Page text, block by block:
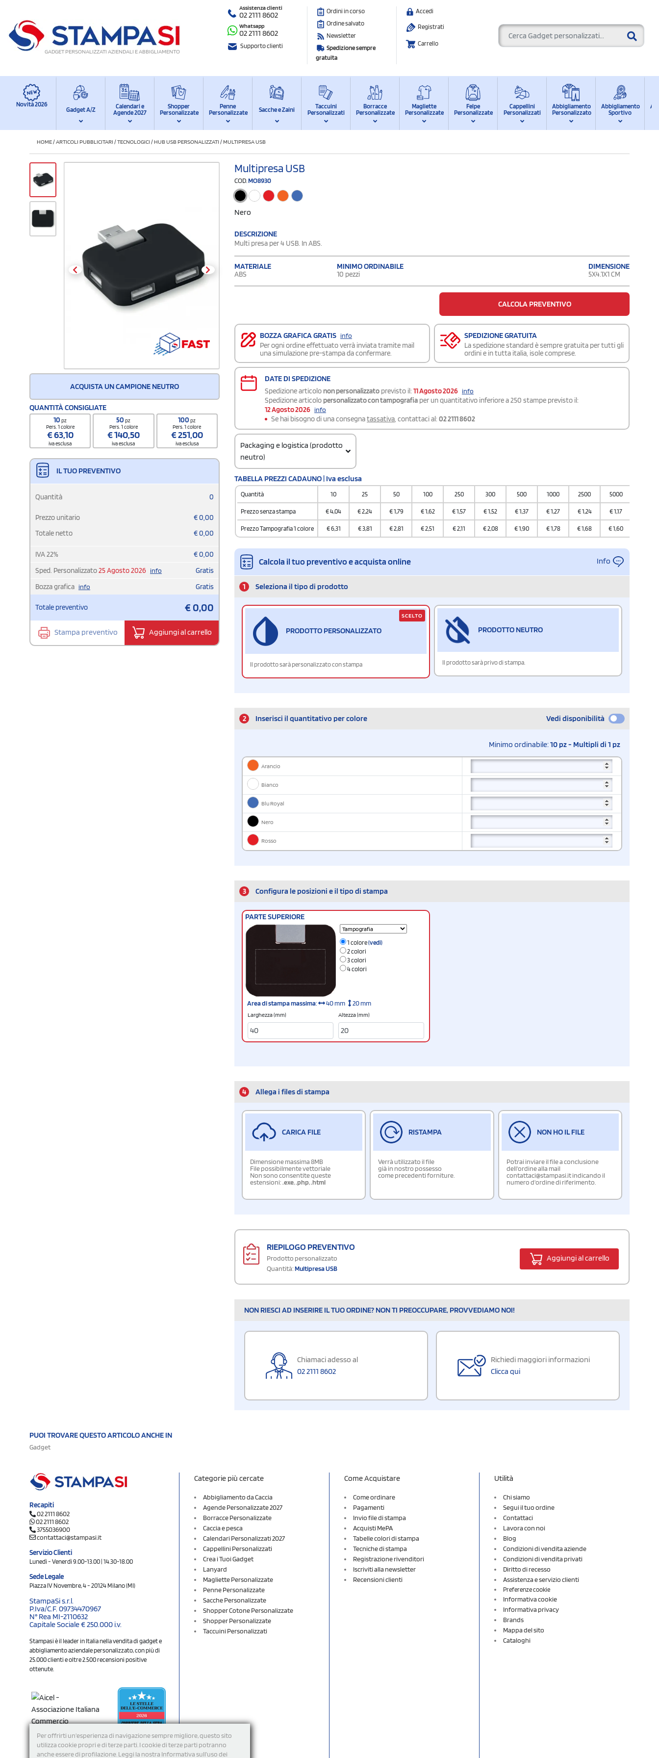
Per offrirti un'esperienza di navigazione sempre migliore, questo sito
utilizza cookie propri e di terze parti. I cookie di terze parti potranno
anche essere di profilazione. Leggi la nostra Informativa sull’uso dei
GADGET PERSONALIZZATI AZIENDALI E ABBIGLIAMENTO
Assistenza clienti
02 2111 8602
Whatsapp
02 2111 8602
Supporto clienti
Ordini in corso
Ordine salvato
Newsletter
Spedizione sempre
gratuita
Accedi
Registrati
Carrello
Novità 2026
Gadget A/Z
Calendari e
Agende 2027
Shopper
Personalizzate
Penne
Personalizzate
Sacche e Zaini
Taccuini
Personalizzati
Borracce
Personalizzate
Magliette
Personalizzate
Felpe
Personalizzate
Cappellini
Personalizzati
Abbigliamento
Personalizzato
Abbigliamento
Sportivo
HOME/ARTICOLI PUBBLICITARI /TECNOLOGICI /HUB USB PERSONALIZZATI /MULTIPRESA USB
ACQUISTA UN CAMPIONE NEUTRO
QUANTITÀ CONSIGLIATE
10pz
Pers. 1 colore
€63,10
iva esclusa
50pz
Pers. 1 colore
€140,50
iva esclusa
100pz
Pers. 1 colore
€251,00
iva esclusa
IL TUO PREVENTIVO
Quantità 0
Prezzo unitario €0,00
Totale netto
€0,00
IVA22% €0,00
Sped. Personalizzato25 Agosto 2026 info
Gratis
Bozza grafica info Gratis
Totale preventivo €0,00
Stampa preventivo Aggiungi al carrello
Multipresa USB
COD. MO8930
Nero
DESCRIZIONE
Multi presa per 4 USB. In ABS.
MATERIALE
ABS
MINIMO ORDINABILE
10 pezzi
DIMENSIONE
5X4.1X1 CM
CALCOLA PREVENTIVO
BOZZA GRAFICA GRATIS info
Per ogni ordine effettuato verrà inviata tramite mail
una simulazione pre-stampa da confermare.
SPEDIZIONE GRATUITA
La spedizione standard è sempre gratuita per tutti gli
ordini e in tutta italia, isole comprese.
DATE DI SPEDIZIONE
Spedizione articolo non personalizzato previsto il: 11 Agosto 2026 info
Spedizione articolo personalizzato con tampografia per un quantitativo inferiore a 250 stampe previsto il:
12 Agosto 2026 info
Se hai bisogno di una consegnatassativa , contattaci al: 02 2111 8602
Packaging e logistica (prodotto
neutro)
8471 8000
Quantità per confezione
Quantità per scatola
500
TABELLA PREZZI CADAUNO | Iva esclusa
Quantità 10 25 50 100 250 300 500 1000 2500 5000
Prezzo senza stampa €4,04 €2,24 €1,79 €1,62 €1,57 €1,52 €1,37 €1,27 €1,24 €1,17
Prezzo Tampografia 1 colore €6,31 €3,81 €2,81 €2,51 €2,11 €2,08 €1,90 €1,78 €1,68 €1,60
Calcola il tuo preventivo e acquista online Info
1 Seleziona il tipo di prodotto
PRODOTTO PERSONALIZZATO
Il prodotto sarà personalizzato con stampa
SCELTO
PRODOTTO NEUTRO
Il prodotto sarà privo di stampa.
2 Inserisci il quantitativo per colore Vedi disponibilità
Minimo ordinabile:10 pz - Multipli di 1 pz
Arancio
Bianco
Blu Royal
Nero
Rosso
3 Configura le posizioni e il tipo di stampa
PARTE SUPERIORE
1 colore(vedi)
2 colori
3 colori
4 colori
Area di stampa massima: 40 mm 20 mm
Larghezza (mm) Altezza (mm)
4 Allega i files di stampa
CARICA FILE
Dimensione massima 8MB
File possibilmente vettoriale
Non sono consentite queste
estensioni:.exe,.php,.html
RISTAMPA
Verrà utilizzato il file
già in nostro possesso
come precedenti forniture.
NON HO IL FILE
Potrai inviare il file a conclusione
dell'ordine alla mail
contattaci@stampasi.it indicando il
numero d'ordine di riferimento.
RIEPILOGO PREVENTIVO
Prodotto personalizzato
Quantità:Multipresa USB
Aggiungi al carrello
NON RIESCI AD INSERIRE IL TUO ORDINE? NON TI PREOCCUPARE, PROVVEDIAMO NOI!
Chiamaci adesso al
02 2111 8602
Richiedi maggiori informazioni
Clicca qui
PUOI TROVARE QUESTO ARTICOLO ANCHE IN
Gadget
Recapiti
02 2111 8602
02 2111 8602
3755036900
contattaci@stampasi.it
Servizio Clienti
Lunedì - Venerdì 9.00-13.00 | 14.30-18.00
Sede Legale
Piazza IV Novembre, 4 - 20124 Milano (MI)
StampaSi s.r.l.
P.Iva/C.F. 09734470967
N° Rea MI-2110632
Capitale Sociale € 250.000 i.v.
Stampasi è il leader in Italia nella vendita di gadget e
abbigliamento aziendale personalizzato, con più di
25.000 clienti e oltre 2.500 recensioni positive
ottenute.
Categorie più cercate
Abbigliamento da Caccia
Agende Personalizzate 2027
Borracce Personalizzate
Caccia e pesca
Calendari Personalizzati 2027
Cappellini Personalizzati
Crea i Tuoi Gadget
Lanyard
Magliette Personalizzate
Penne Personalizzate
Sacche Personalizzate
Shopper Cotone Personalizzate
Shopper Personalizzate
Taccuini Personalizzati
Come Acquistare
Come ordinare
Pagamenti
Invio file di stampa
Acquisti MePA
Tabelle colori di stampa
Tecniche di stampa
Registrazione rivenditori
Iscriviti alla newsletter
Recensioni clienti
Utilità
Chi siamo
Segui il tuo ordine
Contattaci
Lavora con noi
Blog
Condizioni di vendita aziende
Condizioni di vendita privati
Diritto di recesso
Assistenza e servizio clienti
Preferenze cookie
Informativa cookie
Informativa privacy
Brands
Mappa del sito
Cataloghi